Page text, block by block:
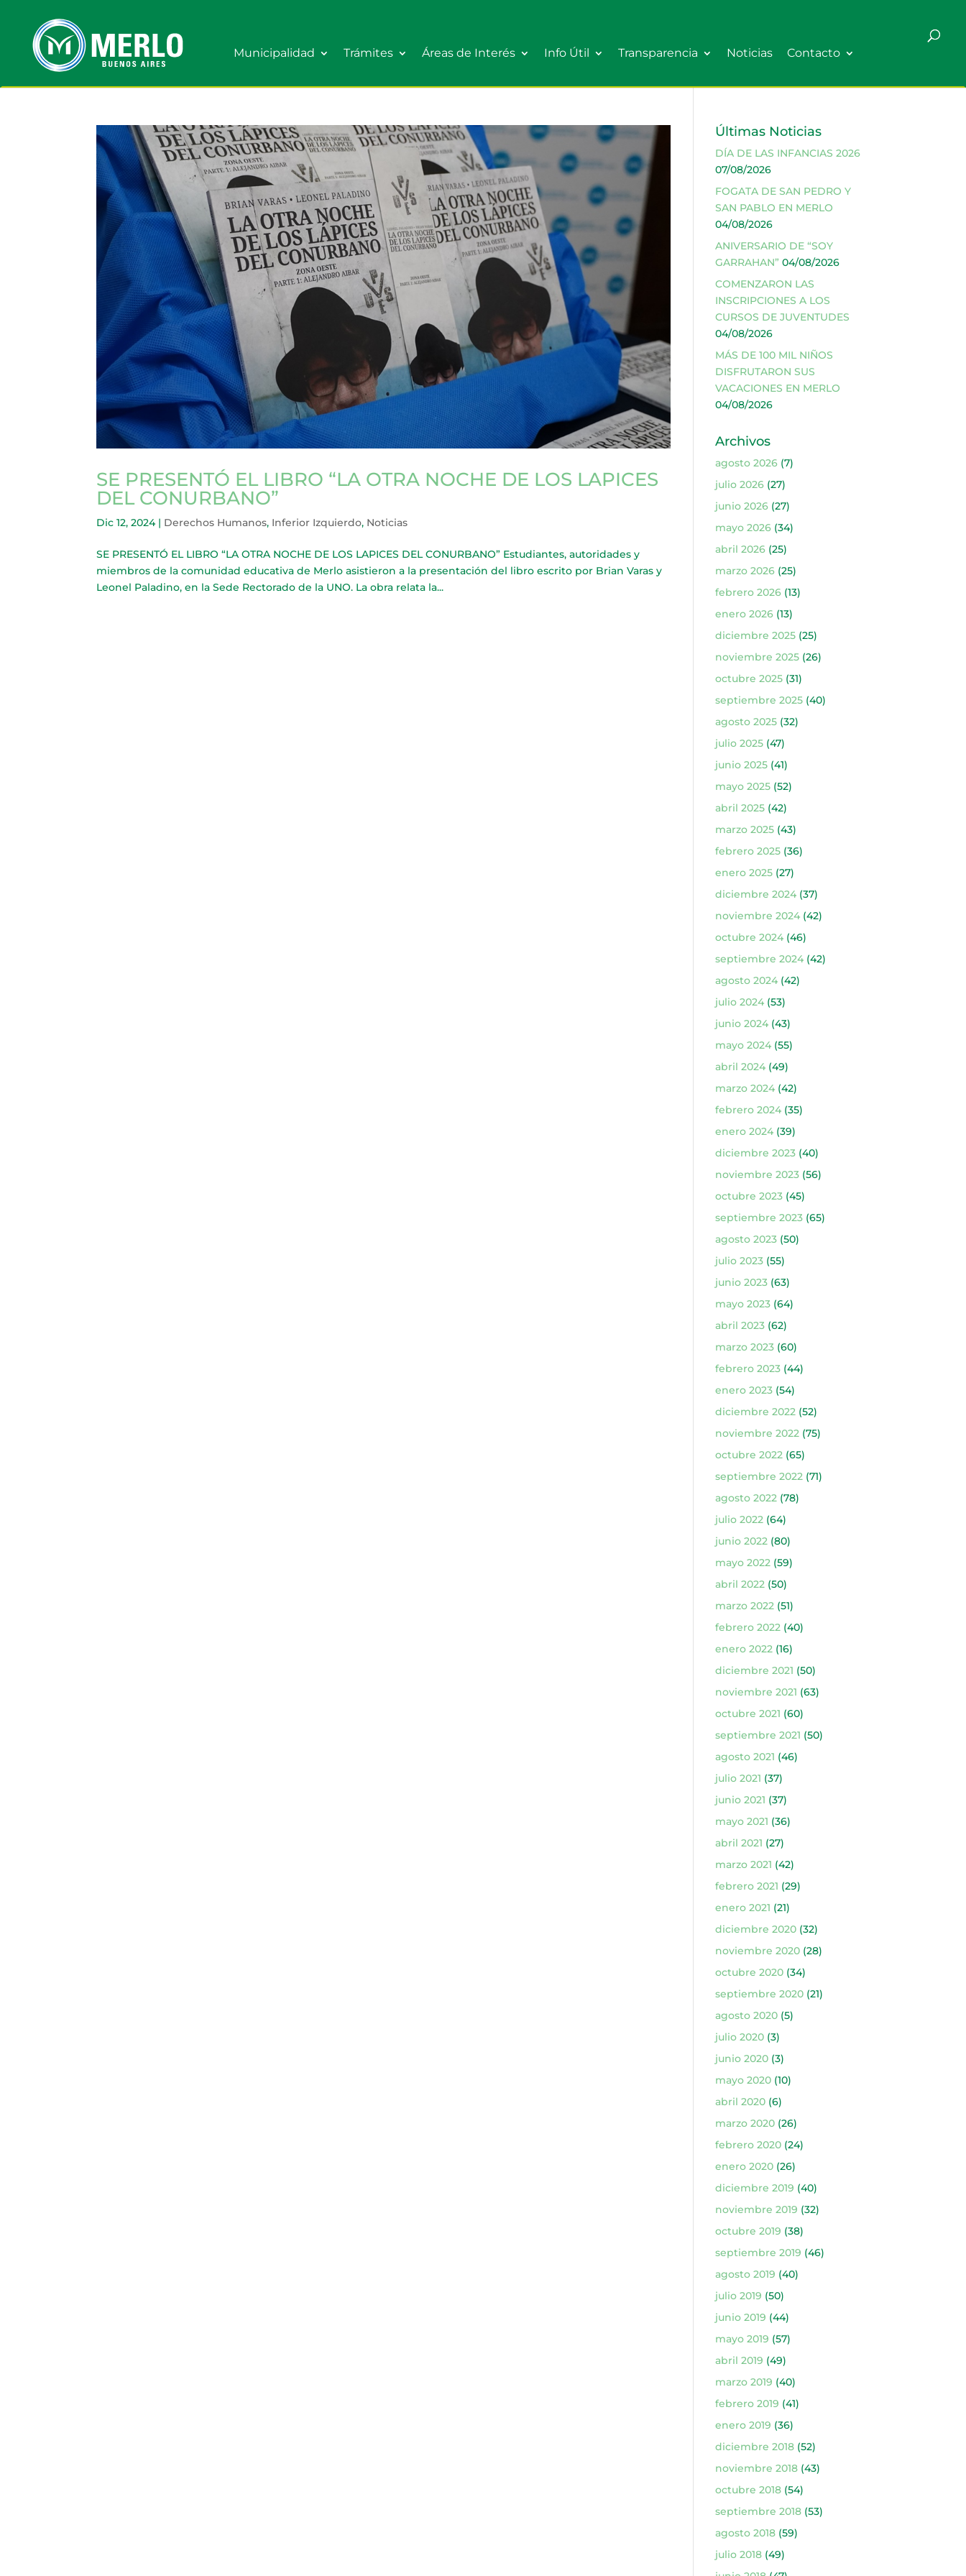
Municipalidad Trámites Áreas de Interés Info Útil Transparencia Noticias Contacto
SE PRESENTÓ EL LIBRO “LA OTRA NOCHE DE LOS LAPICES
DEL CONURBANO”
Dic 12, 2024| Derechos Humanos, Inferior Izquierdo, Noticias
SE PRESENTÓ EL LIBRO “LA OTRA NOCHE DE LOS LAPICES DEL CONURBANO” Estudiantes, autoridades y
miembros de la comunidad educativa de Merlo asistieron a la presentación del libro escrito por Brian Varas y
Leonel Paladino, en la Sede Rectorado de la UNO. La obra relata la...
Últimas Noticias
DÍA DE LAS INFANCIAS 2026
07/08/2026
FOGATA DE SAN PEDRO Y
SAN PABLO EN MERLO
04/08/2026
ANIVERSARIO DE “SOY
GARRAHAN” 04/08/2026
COMENZARON LAS
INSCRIPCIONES A LOS
CURSOS DE JUVENTUDES
04/08/2026
MÁS DE 100 MIL NIÑOS
DISFRUTARON SUS
VACACIONES EN MERLO
04/08/2026
Archivos
agosto 2026(7)
julio 2026(27)
junio 2026(27)
mayo 2026(34)
abril 2026(25)
marzo 2026(25)
febrero 2026(13)
enero 2026(13)
diciembre 2025(25)
noviembre 2025(26)
octubre 2025(31)
septiembre 2025(40)
agosto 2025(32)
julio 2025(47)
junio 2025(41)
mayo 2025(52)
abril 2025(42)
marzo 2025(43)
febrero 2025(36)
enero 2025(27)
diciembre 2024(37)
noviembre 2024(42)
octubre 2024(46)
septiembre 2024(42)
agosto 2024(42)
julio 2024(53)
junio 2024(43)
mayo 2024(55)
abril 2024(49)
marzo 2024(42)
febrero 2024(35)
enero 2024(39)
diciembre 2023(40)
noviembre 2023(56)
octubre 2023(45)
septiembre 2023(65)
agosto 2023(50)
julio 2023(55)
junio 2023(63)
mayo 2023(64)
abril 2023(62)
marzo 2023(60)
febrero 2023(44)
enero 2023(54)
diciembre 2022(52)
noviembre 2022(75)
octubre 2022(65)
septiembre 2022(71)
agosto 2022(78)
julio 2022(64)
junio 2022(80)
mayo 2022(59)
abril 2022(50)
marzo 2022(51)
febrero 2022(40)
enero 2022(16)
diciembre 2021 (50)
noviembre 2021 (63)
octubre 2021 (60)
septiembre 2021 (50)
agosto 2021 (46)
julio 2021 (37)
junio 2021 (37)
mayo 2021 (36)
abril 2021 (27)
marzo 2021 (42)
febrero 2021 (29)
enero 2021 (21)
diciembre 2020(32)
noviembre 2020(28)
octubre 2020(34)
septiembre 2020(21)
agosto 2020(5)
julio 2020(3)
junio 2020(3)
mayo 2020(10)
abril 2020(6)
marzo 2020(26)
febrero 2020(24)
enero 2020(26)
diciembre 2019 (40)
noviembre 2019 (32)
octubre 2019 (38)
septiembre 2019 (46)
agosto 2019 (40)
julio 2019 (50)
junio 2019 (44)
mayo 2019 (57)
abril 2019 (49)
marzo 2019 (40)
febrero 2019 (41)
enero 2019 (36)
diciembre 2018(52)
noviembre 2018(43)
octubre 2018(54)
septiembre 2018(53)
agosto 2018(59)
julio 2018(49)